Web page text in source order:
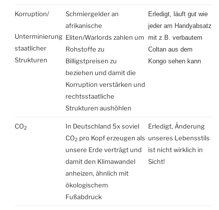
Korruption/
Unterminierung
staatlicher
Strukturen
Schmiergelder an
afrikanische
Eliten/Warlords zahlen um
Rohstoffe zu
Billigstpreisen zu
beziehen und damit die
Korruption verstärken und
rechtsstaatliche
Strukturen aushöhlen
Erledigt, läuft gut wie
jeder am Handyabsatz
mit z.B. verbautem
Coltan aus dem
Kongo sehen kann
CO2
In Deutschland 5x soviel
CO2 pro Kopf erzeugen als
unsere Erde verträgt und
damit den Klimawandel
anheizen, ähnlich mit
ökologischem
Fußabdruck
Erledigt, Änderung
unseres Lebensstils
ist nicht wirklich in
Sicht!